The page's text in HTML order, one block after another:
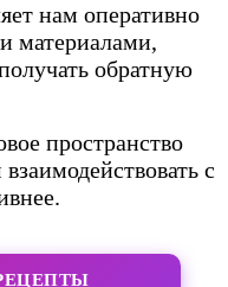
нам оперативно
материалами,
обратную
пространство
с